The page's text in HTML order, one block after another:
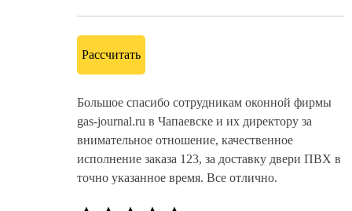
Рассчитать
Большое спасибо сотрудникам оконной фирмы
gas-journal.ru в Чапаевске и их директору за
внимательное отношение, качественное
исполнение заказа 123, за доставку двери ПВХ в
точно указанное время. Все отлично.